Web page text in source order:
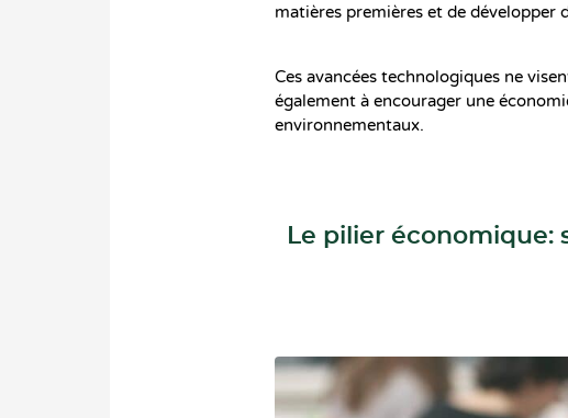
matières premières et de développer
Ces avancées technologiques ne
également à encourager une
environnementaux.
Le pilier